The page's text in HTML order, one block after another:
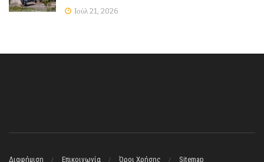
Ιούλ 21, 2026
Διαφήμιση Επικοινωνία Όροι Χρήσης Sitemap